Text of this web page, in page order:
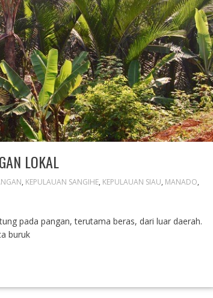
LOKAL
, KEPULAUAN SANGIHE, KEPULAUAN SIAU, MANADO,
pada pangan, terutama beras, dari luar daerah.
buruk